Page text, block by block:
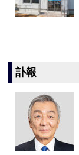
訃報